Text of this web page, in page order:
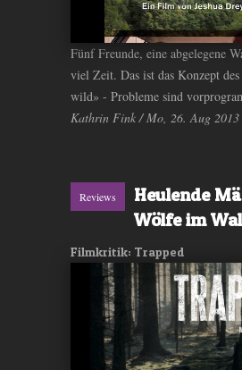
Fünf Freunde, eine abgelegene
viel Zeit. Das ist das Konzept
wild» - Probleme sind
Kathrin Fink / Mo, 26. Aug 2013
Reviews
Heulende
Wölfe im
Filmkritik: Trapped